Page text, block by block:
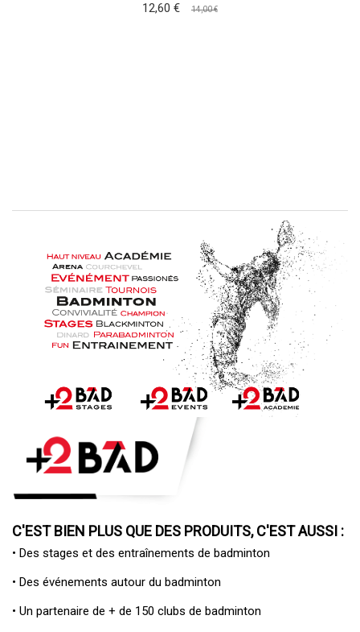
12,60 € 14,00 €
C'EST BIEN PLUS QUE DES PRODUITS, C'EST AUSSI :
• Des stages et des entraînements de badminton
• Des événements autour du badminton
• Un partenaire de + de 150 clubs de badminton